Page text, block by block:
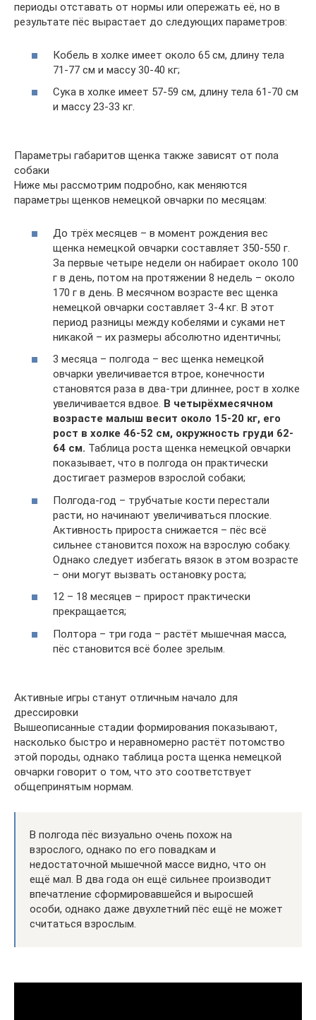
периоды отставать от нормы или опережать её, но в
результате пёс вырастает до следующих параметров:
Кобель в холке имеет около 65 см, длину тела
71-77 см и массу 30-40 кг;
Сука в холке имеет 57-59 см, длину тела 61-70 см
и массу 23-33 кг.
Параметры габаритов щенка также зависят от пола
собаки
Ниже мы рассмотрим подробно, как меняются
параметры щенков немецкой овчарки по месяцам:
До трёх месяцев – в момент рождения вес
щенка немецкой овчарки составляет 350-550 г.
За первые четыре недели он набирает около 100
г в день, потом на протяжении 8 недель – около
170 г в день. В месячном возрасте вес щенка
немецкой овчарки составляет 3-4 кг. В этот
период разницы между кобелями и суками нет
никакой – их размеры абсолютно идентичны;
3 месяца – полгода – вес щенка немецкой
овчарки увеличивается втрое, конечности
становятся раза в два-три длиннее, рост в холке
увеличивается вдвое. В четырёхмесячном
возрасте малыш весит около 15-20 кг, его
рост в холке 46-52 см, окружность груди 62-
64 см. Таблица роста щенка немецкой овчарки
показывает, что в полгода он практически
достигает размеров взрослой собаки;
Полгода-год – трубчатые кости перестали
расти, но начинают увеличиваться плоские.
Активность прироста снижается – пёс всё
сильнее становится похож на взрослую собаку.
Однако следует избегать вязок в этом возрасте
– они могут вызвать остановку роста;
12 – 18 месяцев – прирост практически
прекращается;
Полтора – три года – растёт мышечная масса,
пёс становится всё более зрелым.
Активные игры станут отличным начало для
дрессировки
Вышеописанные стадии формирования показывают,
насколько быстро и неравномерно растёт потомство
этой породы, однако таблица роста щенка немецкой
овчарки говорит о том, что это соответствует
общепринятым нормам.
В полгода пёс визуально очень похож на
взрослого, однако по его повадкам и
недостаточной мышечной массе видно, что он
ещё мал. В два года он ещё сильнее производит
впечатление сформировавшейся и выросшей
особи, однако даже двухлетний пёс ещё не может
считаться взрослым.